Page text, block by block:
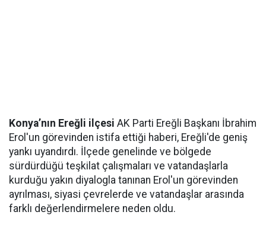
Konya’nın Ereğli ilçesi AK Parti Ereğli Başkanı İbrahim
Erol'un görevinden istifa ettiği haberi, Ereğli'de geniş
yankı uyandırdı. İlçede genelinde ve bölgede
sürdürdüğü teşkilat çalışmaları ve vatandaşlarla
kurduğu yakın diyalogla tanınan Erol'un görevinden
ayrılması, siyasi çevrelerde ve vatandaşlar arasında
farklı değerlendirmelere neden oldu.